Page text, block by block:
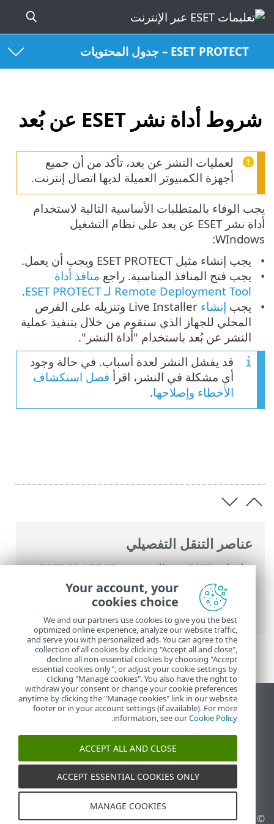
ESET PROTECT – جدول المحتويات
شروط أداة نشر ESET عن بُعد
عناصر التنقل التفصيلي
تعليمات ESET عبر الإنترنت >
ESET PROTECT
>
ابدأ الآن> نشر عامل ESET Management
نشر عن بُعد
ESET Remote Deployment
Tool
> شروط أداة نشر ESET عن بُعد
لعمليات النشر عن بعد، تأكد من أن جميع
أجهزة الكمبيوتر العميلة لديها اتصال إنترنت.
يجب الوفاء بالمتطلبات الأساسية التالية لاستخدام
أداة نشر ESET عن بعد على نظام التشغيل
WIndows:
يجب إنشاء مثيل ESET PROTECT ويجب أن يعمل.
يجب فتح المنافذ المناسبة. راجع منافذ أداة
Remote Deployment Tool لـ ESET PROTECT
.
يجب إنشاء
Live Installer وتنزيله على القرص
المحلي للجهاز الذي ستقوم من خلال بتنفيذ عملية
النشر عن بُعد باستخدام "أداة النشر".
قد يفشل النشر لعدة أسباب. في حالة وجود
أي مشكلة في النشر، اقرأ فصل استكشاف
الأخطاء وإصلاحها.
عرض موقع سطح المكتب
End of Life
قاعدة معارف ESET
ESET Status Portal
الدعم الإقليمي
© 1992 - 2026 ESET, spol. s إدارة ملفات تعريف الارتباط
Your account, your
cookies choice
We and our partners use cookies to give you the best
optimized online experience, analyze our website traffic,
and serve you with personalized ads. You can agree to the
collection of all cookies by clicking "Accept all and close",
decline all non-essential cookies by choosing "Accept
essential cookies only", or adjust your cookie settings by
clicking "Manage cookies". You also have the right to
withdraw your consent or change your cookie preferences
anytime by clicking the "Manage cookies" link in our website
footer or in your account settings (if available). For more
information, see ourCookie Policy
.
ACCEPT ALL AND CLOSE
ACCEPT ESSENTIAL COOKIES ONLY
MANAGE COOKIES